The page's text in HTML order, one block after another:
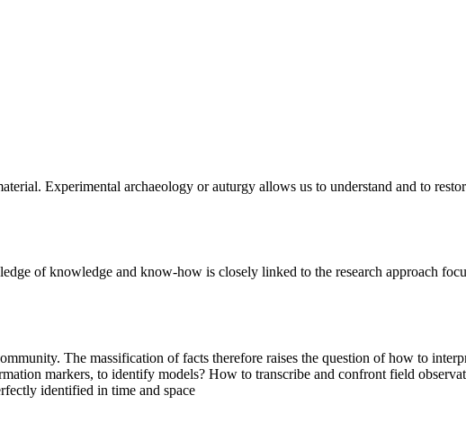
Experimental archaeology or auturgy allows us to understand and to
of knowledge and know-how is closely linked to the research approach
The massification of facts therefore raises the question of how to
markers, to identify models? How to transcribe and confront field
identified in time and space